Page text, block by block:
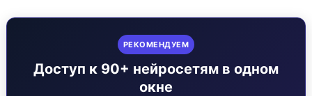
РЕКОМЕНДУЕМ
Доступ к 90+ нейросетям в одном
окне